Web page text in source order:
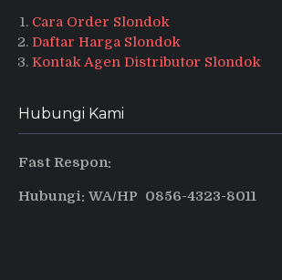
Cara Order Slondok
Daftar Harga Slondok
Kontak Agen Distributor Slondok
Hubungi Kami
Fast Respon:
Hubungi: WA/HP 0856-4323-8011